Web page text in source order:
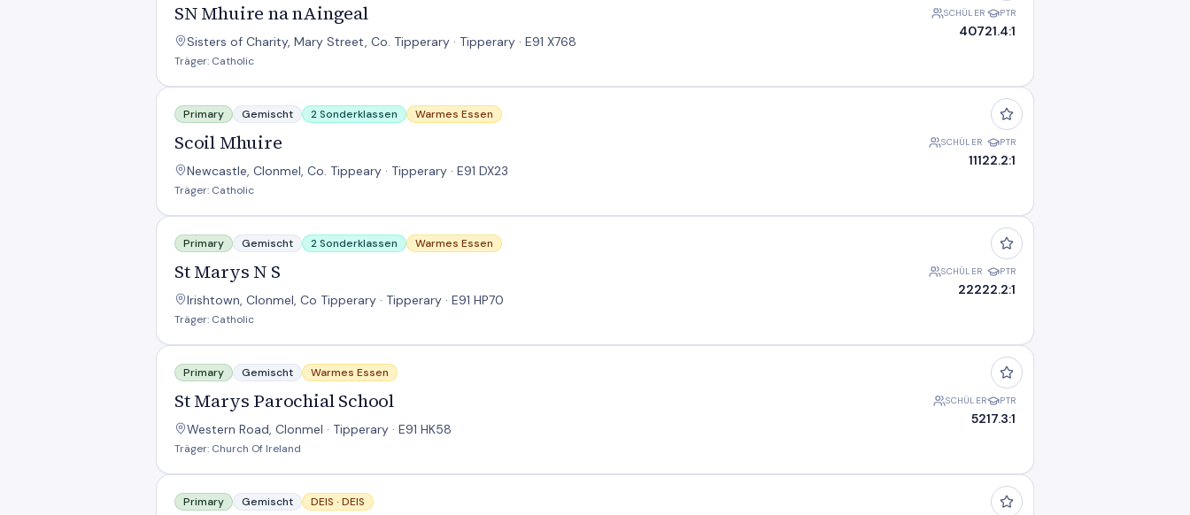
SN Mhuire na nAingeal
Sisters of Charity, Mary Street, Co. Tipperary · Tipperary · E91 X768
Träger: Catholic
SCHÜLER
407
PTR
21.4:1
Scoil Mhuire
Primary Gemischt 2 Sonderklassen Warmes Essen
Scoil Mhuire
Newcastle, Clonmel, Co. Tippeary · Tipperary · E91 DX23
Träger: Catholic
SCHÜLER
111
PTR
22.2:1
St Marys N S
Primary Gemischt 2 Sonderklassen Warmes Essen
St Marys N S
Irishtown, Clonmel, Co Tipperary · Tipperary · E91 HP70
Träger: Catholic
SCHÜLER
222
PTR
22.2:1
St Marys Parochial School
Primary Gemischt Warmes Essen
St Marys Parochial School
Western Road, Clonmel · Tipperary · E91 HK58
Träger: Church Of Ireland
SCHÜLER
52
PTR
17.3:1
St Oliver Plunketts Ns
Primary Gemischt DEIS · DEIS